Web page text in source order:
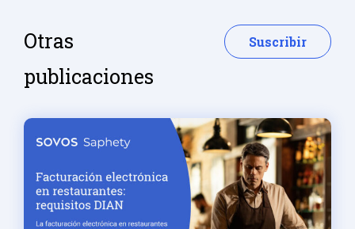
Otras
publicaciones
Suscribir